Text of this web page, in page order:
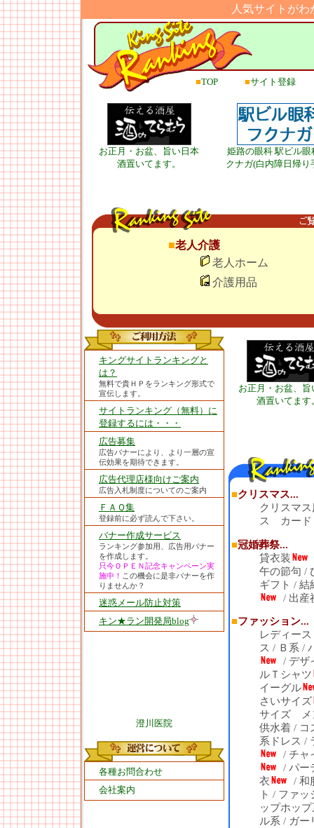
人気サイトが
■TOP ■サイト登録
お正月・お盆、旨い日本
酒置いてます。
姫路の眼科 駅ビル眼
クナガ(白内障日帰り
■老人介護
老人ホーム
介護用品
キングサイトランキングと
は？
無料で貴ＨＰをランキング形式で
宣伝します。
サイトランキング（無料）に
登録するには・・・
広告募集
広告バナーにより、より一層の宣
伝効果を期待できます。
広告代理店様向けご案内
広告入札制度についてのご案内
ＦＡＱ集
登録前に必ず読んで下さい。
バナー作成サービス
ランキング参加用、広告用バナー
を作成します。
只今ＯＰＥＮ記念キャンペーン実
施中！
この機会に是非バナーを作
りませんか？
迷惑メール防止対策
キン★ラン開発局blog
澄川医院
各種お問合わせ
会社案内
お正月・お盆、旨
酒置いてます
■クリスマス...
クリスマ
ス カード
■冠婚葬祭...
貸衣装
午の節句 /
ギフト / 結
/ 出産
■ファッション...
レディース
ス / Ｂ系 /
/ デザ
ルＴシャツ
イーグル
さいサイズ
サイズ メ
供水着 / コ
系ドレス /
/ チャ
/ パー
衣
/ 和
ト / ファッ
ップホップ
ル系 / ガー